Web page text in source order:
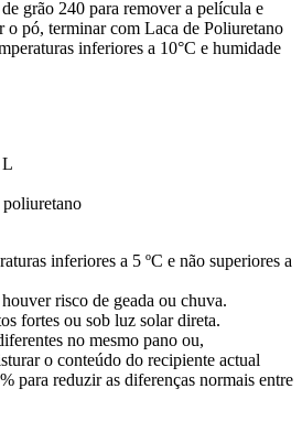
grão 240 para remover a película e
o pó, terminar com Laca de Poliuretano
inferiores a 10°C e humidade
L
poliuretano
inferiores a 5 ºC e não superiores a
risco de geada ou chuva.
fortes ou sob luz solar direta.
no mesmo pano ou,
o conteúdo do recipiente actual
para reduzir as diferenças normais entre